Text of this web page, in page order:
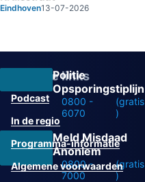
Eindhoven13-07-2026
Politie
Opsporingstiplijn
0800 -
6070
(gratis
)
Meld Misdaad
Anoniem
0800 -
7000
(gratis
)
Overige links
Podcast
In de regio
Programma-informatie
Algemene voorwaarden